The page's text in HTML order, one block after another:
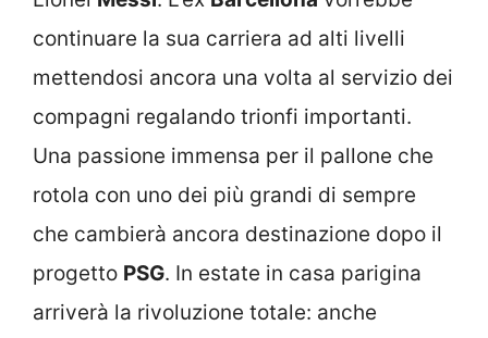
continuare la sua carriera ad alti livelli
mettendosi ancora una volta al servizio dei
compagni regalando trionfi importanti.
Una passione immensa per il pallone che
rotola con uno dei più grandi di sempre
che cambierà ancora destinazione dopo il
progetto PSG. In estate in casa parigina
arriverà la rivoluzione totale: anche